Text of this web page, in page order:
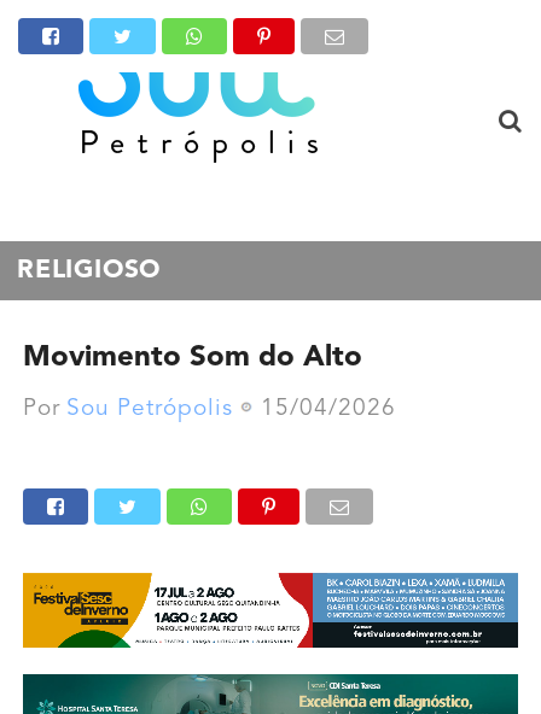
RELIGIOSO
Movimento Som do Alto
Por Sou Petrópolis 15/04/2026